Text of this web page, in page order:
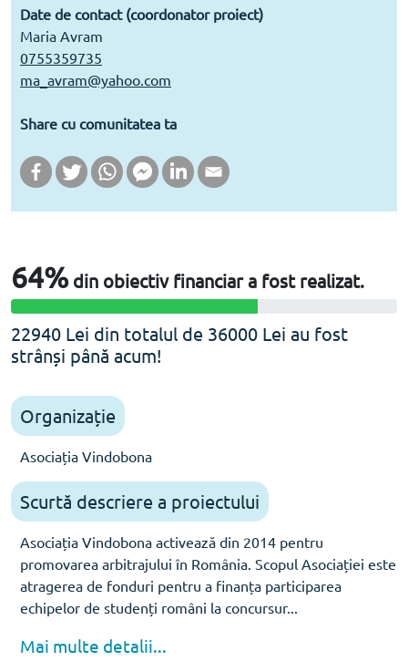
Date de contact (coordonator proiect)
Maria Avram
0755359735
ma_avram@yahoo.com
Share cu comunitatea ta
64%din obiectiv financiar a fost realizat.
64% Complete
22940 Lei din totalul de 36000 Lei au fost
strânși până acum!
Organizație
Asociația Vindobona
Scurtă descriere a proiectului
Asociația Vindobona activează din 2014 pentru
promovarea arbitrajului în România. Scopul Asociației este
atragerea de fonduri pentru a finanța participarea
echipelor de studenți români la concursur...
Mai multe detalii...